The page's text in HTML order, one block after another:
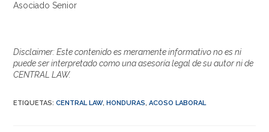
Asociado Senior
Disclaimer: Este contenido es meramente informativo no es ni
puede ser interpretado como una asesoría legal de su autor ni de
CENTRAL LAW.
ETIQUETAS:CENTRAL LAW, HONDURAS, ACOSO LABORAL